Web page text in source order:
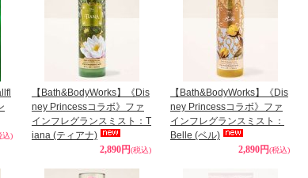
込)
【Bath&BodyWorks】《Dis
ney Princessコラボ》ファ
インフレグランスミスト：T
iana (ティアナ)
2,890円(税込)
【Bath&BodyWorks】《Dis
ney Princessコラボ》ファ
インフレグランスミスト：
Belle (ベル)
2,890円(税込)